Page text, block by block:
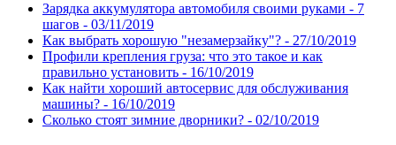
Зарядка аккумулятора автомобиля своими руками - 7
шагов - 03/11/2019
Как выбрать хорошую "незамерзайку"? - 27/10/2019
Профили крепления груза: что это такое и как
правильно установить - 16/10/2019
Как найти хороший автосервис для обслуживания
машины? - 16/10/2019
Сколько стоят зимние дворники? - 02/10/2019